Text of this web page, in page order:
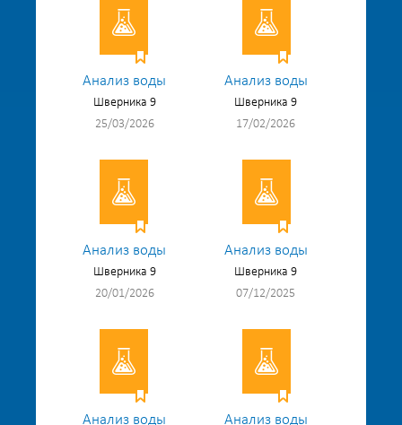
Анализ воды
Шверника 9
25/03/2026
Анализ воды
Шверника 9
17/02/2026
Анализ воды
Шверника 9
20/01/2026
Анализ воды
Шверника 9
07/12/2025
Анализ воды Анализ воды